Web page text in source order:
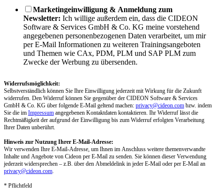
Marketingeinwilligung & Anmeldung zum
Newsletter: Ich willige außerdem ein, dass die CIDEON
Software & Services GmbH & Co. KG meine vorstehend
angegebenen personenbezogenen Daten verarbeitet, um mir
per E-Mail Informationen zu weiteren Trainingsangeboten
und Themen wie CAx, PDM, PLM und SAP PLM zum
Zwecke der Werbung zu übersenden.
Widerrufsmöglichkeit:
Selbstverständlich können Sie Ihre Einwilligung jederzeit mit Wirkung für die Zukunft
widerrufen. Den Widerruf können Sie gegenüber der CIDEON Software & Services
GmbH & Co. KG über folgende E-Mail geltend machen: privacy@cideon.com bzw. indem
Sie die im Impressum angegebenen Kontaktdaten kontaktieren. Ihr Widerruf lässt die
Rechtmäßigkeit der aufgrund der Einwilligung bis zum Widerruf erfolgten Verarbeitung
Ihrer Daten unberührt.
Hinweis zur Nutzung Ihrer E-Mail-Adresse:
Wir verwenden Ihre E-Mail-Adresse, um Ihnen im Anschluss weitere themenverwandte
Inhalte und Angebote von Cideon per E-Mail zu senden. Sie können dieser Verwendung
jederzeit widersprechen – z.B. über den Abmeldelink in jeder E-Mail oder per E-Mail an
privacy@cideon.com.
* Pflichtfeld